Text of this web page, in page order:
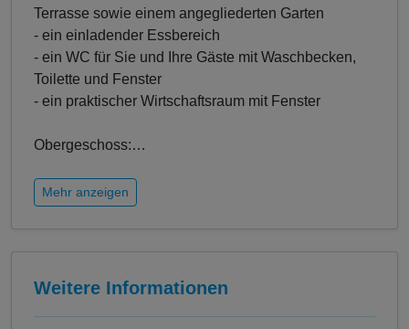
Terrasse sowie einem angegliederten Garten
- ein einladender Essbereich
- ein WC für Sie und Ihre Gäste mit Waschbecken,
Toilette und Fenster
- ein praktischer Wirtschaftsraum mit Fenster
Obergeschoss:…
Mehr anzeigen
Weitere Informationen